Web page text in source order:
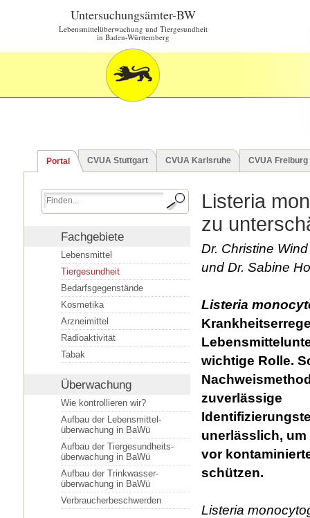
Untersuchungsämter-BW
Lebensmittelüberwachung und Tiergesundheit
in Baden-Württemberg
Portal CVUA Stuttgart CVUA Karlsruhe CVUA Freiburg
Fachgebiete
Lebensmittel
Tiergesundheit
Bedarfsgegenstände
Kosmetika
Arzneimittel
Radioaktivität
Tabak
Überwachung
Wie kontrollieren wir?
Aufbau der Lebensmittel­
überwachung in BaWü
Aufbau der Tiergesundheits­
überwachung in BaWü
Aufbau der Trinkwasser­
überwachung in BaWü
Verbraucherbeschwerden
Listeria
zu
Dr. Christine
und Dr. Sabine
Listeria
wichtige Rolle.
zuverlässige
unerlässlich,
vor
schützen.
Listeria